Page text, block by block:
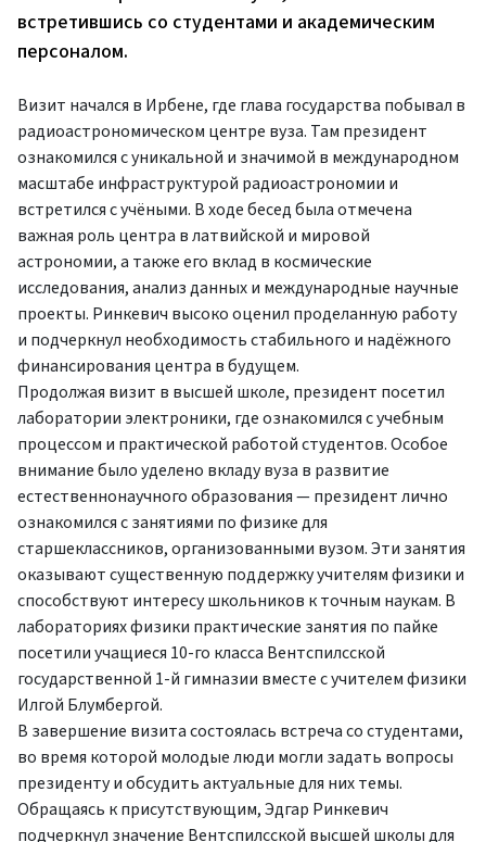
встретившись со студентами и академическим
персоналом.
Визит начался в Ирбене, где глава государства побывал в
радиоастрономическом центре вуза. Там президент
ознакомился с уникальной и значимой в международном
масштабе инфраструктурой радиоастрономии и
встретился с учёными. В ходе бесед была отмечена
важная роль центра в латвийской и мировой
астрономии, а также его вклад в космические
исследования, анализ данных и международные научные
проекты. Ринкевич высоко оценил проделанную работу
и подчеркнул необходимость стабильного и надёжного
финансирования центра в будущем.
Продолжая визит в высшей школе, президент посетил
лаборатории электроники, где ознакомился с учебным
процессом и практической работой студентов. Особое
внимание было уделено вкладу вуза в развитие
естественнонаучного образования — президент лично
ознакомился с занятиями по физике для
старшеклассников, организованными вузом. Эти занятия
оказывают существенную поддержку учителям физики и
способствуют интересу школьников к точным наукам. В
лабораториях физики практические занятия по пайке
посетили учащиеся 10-го класса Вентспилсской
государственной 1-й гимназии вместе с учителем физики
Илгой Блумбергой.
В завершение визита состоялась встреча со студентами,
во время которой молодые люди могли задать вопросы
президенту и обсудить актуальные для них темы.
Обращаясь к присутствующим, Эдгар Ринкевич
подчеркнул значение Вентспилсской высшей школы для